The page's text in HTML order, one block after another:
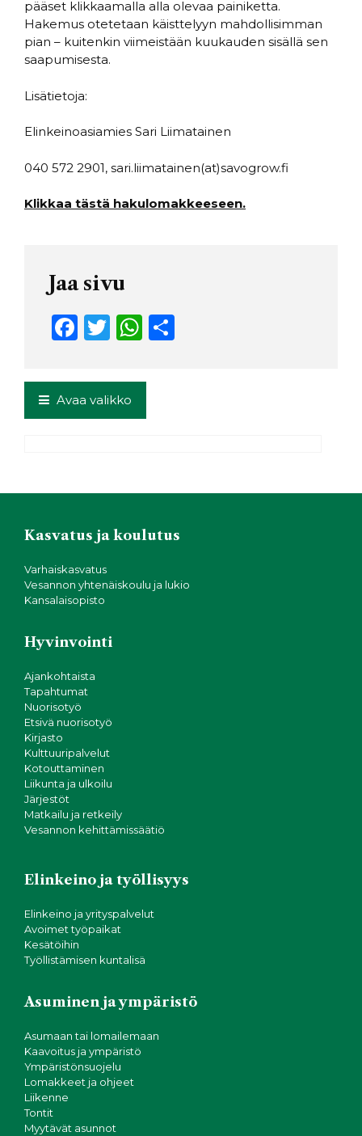
pääset klikkaamalla alla olevaa painiketta.
Hakemus otetetaan käisttelyyn mahdollisimman
pian – kuitenkin viimeistään kuukauden sisällä sen
saapumisesta.
Lisätietoja:
Elinkeinoasiamies Sari Liimatainen
040 572 2901, sari.liimatainen(at)savogrow.fi
Klikkaa tästä hakulomakkeeseen.
Jaa sivu
F
c
e
T
it
t
W
a
Avaa valikko
Kasvatus ja koulutus
Varhaiskasvatus
Vesannon yhtenäiskoulu ja lukio
Kansalaisopisto
Hyvinvointi
Ajankohtaista
Tapahtumat
Nuorisotyö
Etsivä nuorisotyö
Kirjasto
Kulttuuripalvelut
Kotouttaminen
Liikunta ja ulkoilu
Järjestöt
Matkailu ja retkeily
Vesannon kehittämissäätiö
Elinkeino ja työllisyys
Elinkeino ja yrityspalvelut
Avoimet työpaikat
Kesätöihin
Työllistämisen kuntalisä
Asuminen ja ympäristö
Asumaan tai lomailemaan
Kaavoitus ja ympäristö
Ympäristönsuojelu
Lomakkeet ja ohjeet
Liikenne
Tontit
Myytävät asunnot